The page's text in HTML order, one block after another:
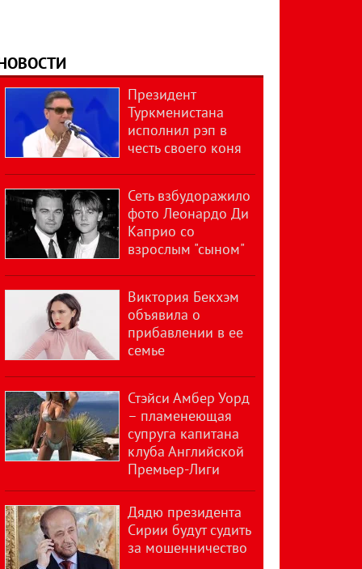
Президент
Туркменистана
исполнил рэп в
честь своего коня
Сеть взбудоражило
фото Леонардо Ди
Каприо со
взрослым "сыном"
Виктория Бекхэм
объявила о
прибавлении в ее
семье
Стэйси Амбер Уорд
– пламенеющая
супруга капитана
клуба Английской
Премьер-Лиги
Дядю президента
Сирии будут судить
за мошенничество